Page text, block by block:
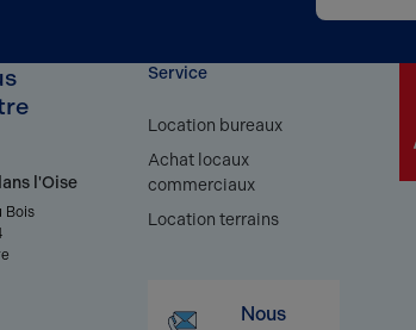
l'Oise
Bois
Service
Location bureaux
Achat locaux
commerciaux
Location terrains
Nous